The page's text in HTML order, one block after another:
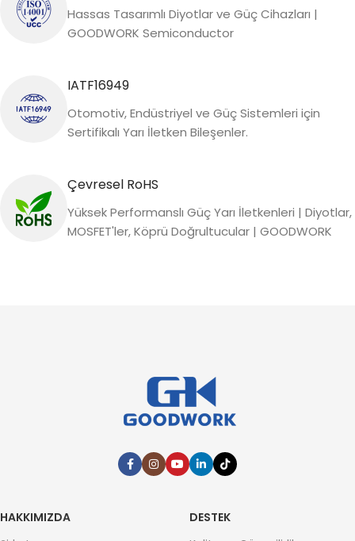
Hassas Tasarımlı Diyotlar ve Güç Cihazları |
GOODWORK Semiconductor
IATF16949
Otomotiv, Endüstriyel ve Güç Sistemleri için
Sertifikalı Yarı İletken Bileşenler.
Çevresel RoHS
Yüksek Performanslı Güç Yarı İletkenleri | Diyotlar,
MOSFET'ler, Köprü Doğrultucular | GOODWORK
HAKKIMIZDA
DESTEK